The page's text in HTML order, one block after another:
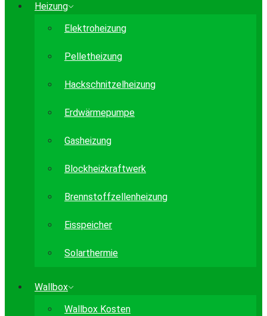
Heizung
Elektroheizung
Pelletheizung
Hackschnitzelheizung
Erdwärmepumpe
Gasheizung
Blockheizkraftwerk
Brennstoffzellenheizung
Eisspeicher
Solarthermie
Wallbox
Wallbox Kosten